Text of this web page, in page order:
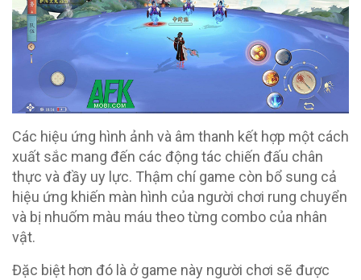
Các hiệu ứng hình ảnh và âm thanh kết hợp một cách
xuất sắc mang đến các động tác chiến đấu chân
thực và đầy uy lực. Thậm chí game còn bổ sung cả
hiệu ứng khiến màn hình của người chơi rung chuyển
và bị nhuốm màu máu theo từng combo của nhân
vật.
Đặc biệt hơn đó là ở game này người chơi sẽ được